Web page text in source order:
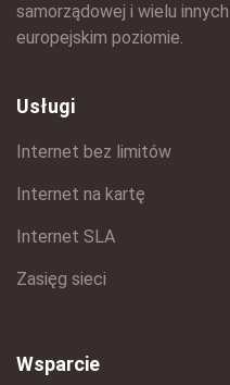
samorządowej i wielu
europejskim poziomie.
Usługi
Internet bez limitów
Internet na kartę
Internet SLA
Zasięg sieci
Wsparcie